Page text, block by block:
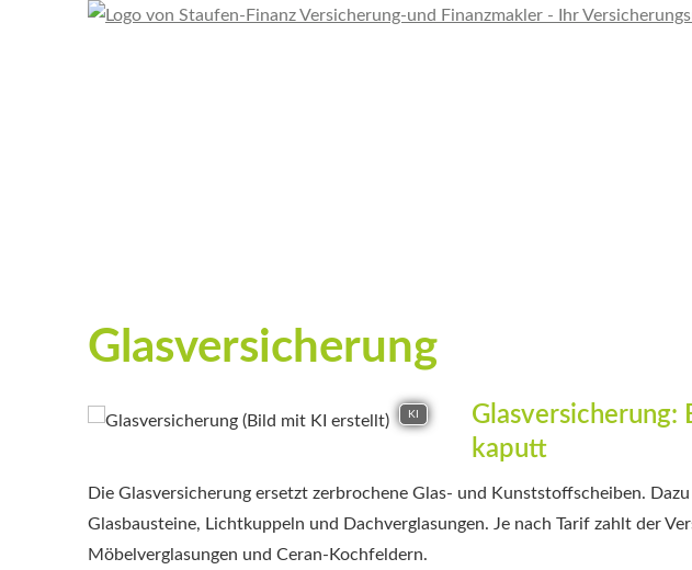
Glasversicherung
KI
Glasversicherung:
kaputt
Die Glasversicherung ersetzt zerbrochene Glas- und Kunststoffscheiben.
Glasbausteine, Lichtkuppeln und Dachverglasungen. Je nach Tarif zahlt der
Möbelverglasungen und Ceran-Kochfeldern.